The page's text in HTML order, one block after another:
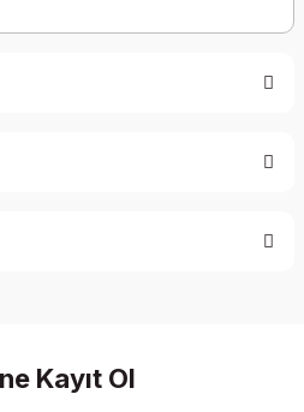
ederiz.
Kayıt Ol